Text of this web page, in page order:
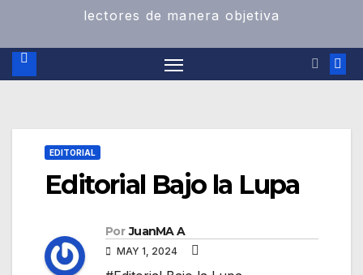
lectores de manera objetiva
EDITORIAL
Editorial Bajo la Lupa
Por JuanMA A
MAY 1, 2024